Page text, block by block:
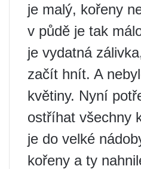
je malý, kořeny
v půdě je tak
je vydatná
začít hnít. A
květiny. Nyní
ostříhat všechny
je do velké
kořeny a ty